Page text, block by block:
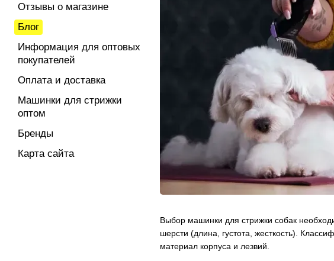
Выбор машинки для стрижки собак
шерсти (длина, густота, жесткость).
материал корпуса и лезвий.
Отзывы о магазине
Блог
Информация для оптовых
покупателей
Оплата и доставка
Машинки для стрижки
оптом
Бренды
Карта сайта